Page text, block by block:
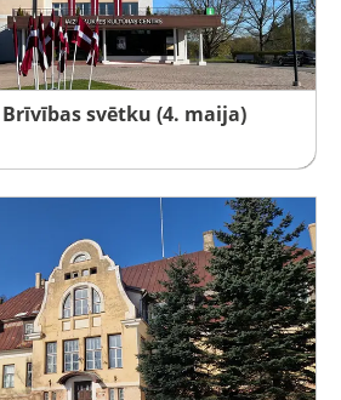
svētku (4. maija)